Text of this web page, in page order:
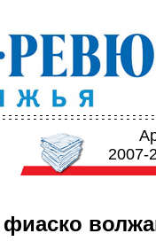
2007-
фиаско